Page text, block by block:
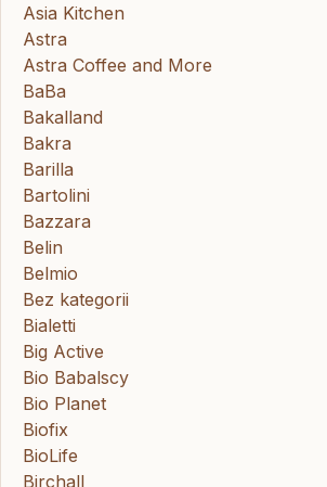
Asia Kitchen
Astra
Astra Coffee and More
BaBa
Bakalland
Bakra
Barilla
Bartolini
Bazzara
Belin
Belmio
Bez kategorii
Bialetti
Big Active
Bio Babalscy
Bio Planet
Biofix
BioLife
Birchall